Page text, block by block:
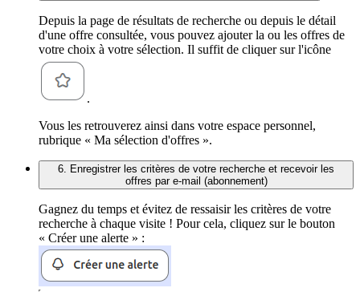
Depuis la page de résultats de recherche ou depuis le détail
d'une offre consultée, vous pouvez ajouter la ou les offres de
votre choix à votre sélection. Il suffit de cliquer sur l'icône
.
Vous les retrouverez ainsi dans votre espace personnel,
rubrique « Ma sélection d'offres ».
6. Enregistrer les critères de votre recherche et recevoir les
offres par e-mail (abonnement)
Gagnez du temps et évitez de ressaisir les critères de votre
recherche à chaque visite ! Pour cela, cliquez sur le bouton
« Créer une alerte » :